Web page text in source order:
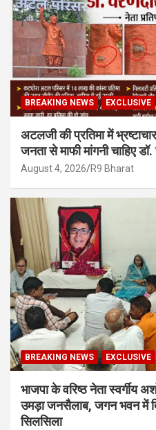
BREAKING NEWS EXCLUSIVE
अटलजी की प्रतिमा में
जनता से माफी मांगनी चाहिए
August 4, 2026 R9 Bharat
BREAKING NEWS EXCLUSIVE
भाजपा के वरिष्ठ नेता स्वर्गीय
उमड़ा जनसैलाब, जगन भवन में
सिलसिला